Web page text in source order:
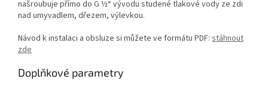
našroubuje přímo do G ½“ vývodu studené tlakové vody ze zdi
nad umyvadlem, dřezem, výlevkou.
Návod k instalaci a obsluze si můžete ve formátu PDF: stáhnout
zde
Doplňkové parametry